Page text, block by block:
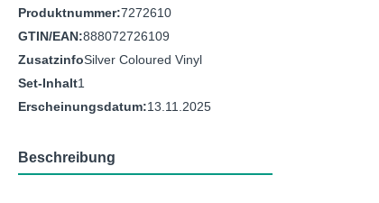
Produktnummer:7272610
GTIN/EAN:888072726109
ZusatzinfoSilver Coloured Vinyl
Set-Inhalt1
Erscheinungsdatum:13.11.2025
Beschreibung